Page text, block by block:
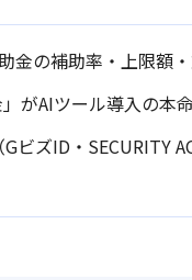
金の補助率・上限額
がAIツール導入の本
ビズID・SECURITY